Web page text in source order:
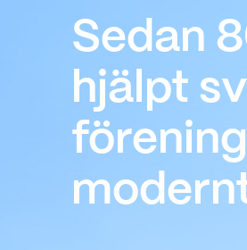
Sedan
hjälpt